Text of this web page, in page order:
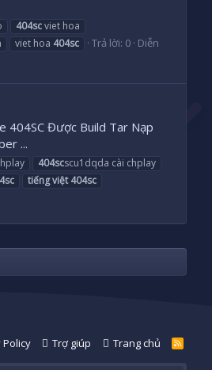
404scviet hoa
viet hoa 404sc Trả lời: 0 Diễn
404SC Được Build Tar Nạp
...
404scscu1dqda cài chplay
tiếngviệt 404sc
Policy Trợ giúp Trang chủ
R
S